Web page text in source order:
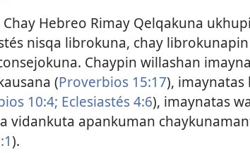
Chay Hebreo Rimay Qelqakuna
nisqa librokuna, chay
Chaypin willashan
(Proverbios 15:17), imaynatas
10:4; Eclesiastés 4:6), imaynatas
vidankuta apankuman
).